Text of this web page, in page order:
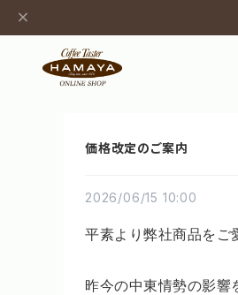
価格改定のご案内
2026/06/15 10:00
平素より弊社商品をご
昨今の中東情勢の影響